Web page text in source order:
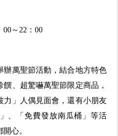
00～22：00
辦萬聖節活動，結合地方特色
、超驚嚇萬聖節限定商品，
力」人偶見面會，還有小朋友
、「免費發放南瓜桶」等活
心。